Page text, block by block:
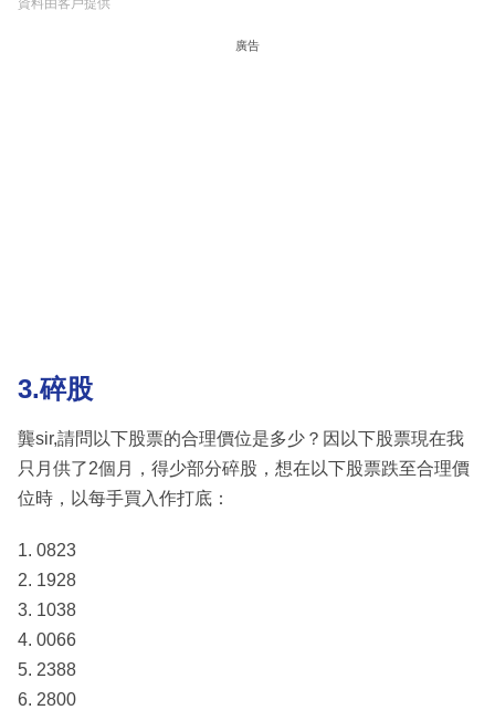
資料由客戶提供
廣告
3.碎股
龔sir,請問以下股票的合理價位是多少？因以下股票現在我
只月供了2個月，得少部分碎股，想在以下股票跌至合理價
位時，以每手買入作打底：
1. 0823
2. 1928
3. 1038
4. 0066
5. 2388
6. 2800